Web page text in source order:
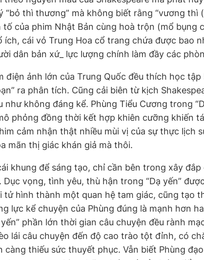
thì thương” mà không biết rằng “vương
tố của phim Nhật Bản cùng hoà trộn (mổ
ích, cái vỏ Trung Hoa cổ trang chứa được bao
dân bản xứ_ lực lượng chính làm đầy các
điện ảnh lớn của Trung Quốc đều thích học
ra phân tích. Cũng cải biên từ kịch
như không đáng kể. Phùng Tiểu Cương trong
phỏng đồng thời kết hợp khiên cưỡng khiến
cảm nhận thật nhiều mùi vị của sự thực lịch
mãn thị giác khán giả mà thôi.
khung để sáng tạo, chỉ cần bên trong xây
vọng, tình yêu, thù hận trong “Dạ yến”
tử hình thành một quan hệ tam giác, cũng tạo
lực kể chuyện của Phùng đúng là mạnh hơn
yến” phần lớn thời gian câu chuyện đều rành
lái câu chuyện đến độ cao trào tột đỉnh, có
càng thiếu sức thuyết phục. Vẫn biết Phùng